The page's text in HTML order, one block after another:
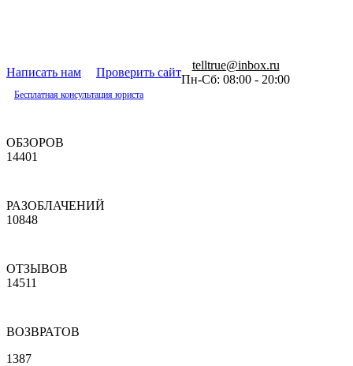
Написать нам Проверить сайт
telltrue@inbox.ru
Пн-Сб: 08:00 - 20:00
Бесплатная консультация юриста
ОБЗОРОВ
14401
РАЗОБЛАЧЕНИЙ
10848
ОТЗЫВОВ
14511
ВОЗВРАТОВ
1387